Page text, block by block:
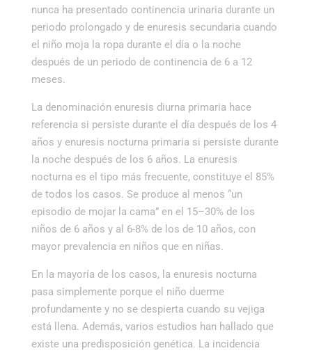
nunca ha presentado continencia urinaria durante un
periodo prolongado y de enuresis secundaria cuando
el niño moja la ropa durante el día o la noche
después de un periodo de continencia de 6 a 12
meses.
La denominación enuresis diurna primaria hace
referencia si persiste durante el día después de los 4
años y enuresis nocturna primaria si persiste durante
la noche después de los 6 años. La enuresis
nocturna es el tipo más frecuente, constituye el 85%
de todos los casos. Se produce al menos “un
episodio de mojar la cama” en el 15–30% de los
niños de 6 años y al 6-8% de los de 10 años, con
mayor prevalencia en niños que en niñas.
En la mayoría de los casos, la enuresis nocturna
pasa simplemente porque el niño duerme
profundamente y no se despierta cuando su vejiga
está llena. Además, varios estudios han hallado que
existe una predisposición genética. La incidencia